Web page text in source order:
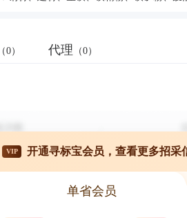
（0） 代理 （0）
VIP 开通寻标宝会员，查看更多招采
单省会员